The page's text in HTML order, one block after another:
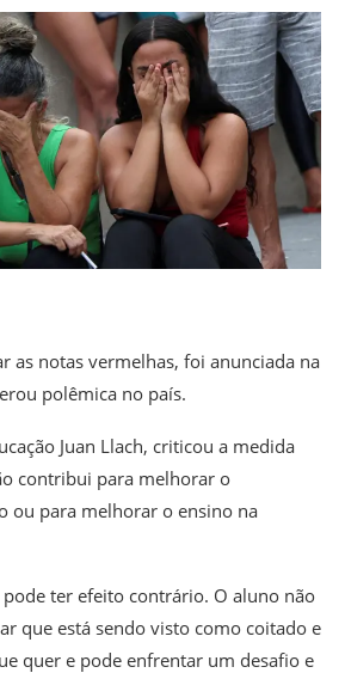
as notas vermelhas, foi anunciada na
polêmica no país.
Juan Llach, criticou a medida
contribui para melhorar o
ou para melhorar o ensino na
pode ter efeito contrário. O aluno não
que está sendo visto como coitado e
quer e pode enfrentar um desafio e